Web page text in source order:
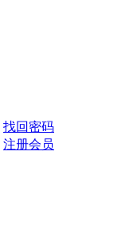
找回密码
注册会员